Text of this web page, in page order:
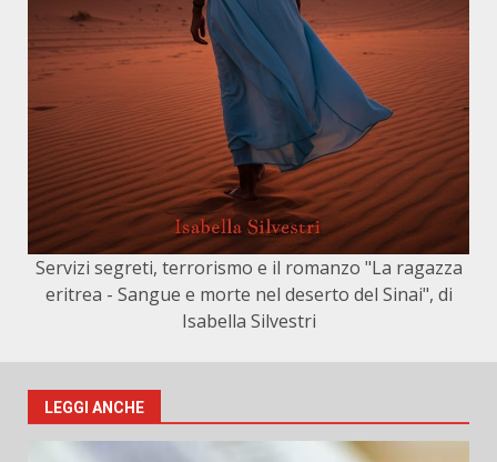
Servizi segreti, terrorismo e il romanzo "La ragazza
eritrea - Sangue e morte nel deserto del Sinai", di
Isabella Silvestri
LEGGI ANCHE